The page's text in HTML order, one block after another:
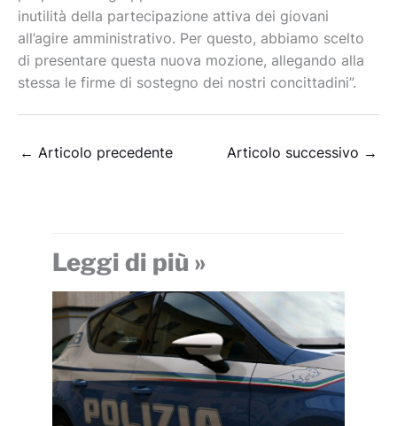
inutilità della partecipazione attiva dei giovani
all’agire amministrativo. Per questo, abbiamo scelto
di presentare questa nuova mozione, allegando alla
stessa le firme di sostegno dei nostri concittadini”.
← Articolo precedente Articolo successivo →
Leggi di più »